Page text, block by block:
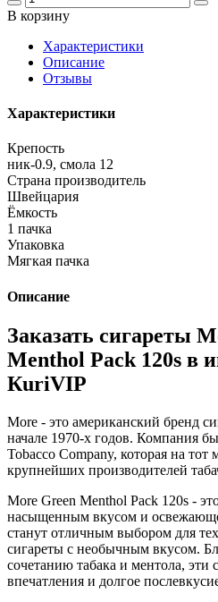
В корзину
Харaктеристики
Описание
Отзывы
Характеристики
Крепость
ник-0.9, смола 12
Страна производитель
Швейцария
Ёмкость
1 пачка
Упаковка
Мягкая пачка
Описание
Заказать сигареты
Menthol Pack 120s в
КuriVIP
More - это американский бренд
начале 1970-х годов. Компания
Tobacco Company, которая на тот
крупнейших производителей
More Green Menthol Pack 120s -
насыщенным вкусом и
станут отличным выбором для
сигареты с необычным вкусом.
сочетанию табака и ментола, эти
впечатления и долгое